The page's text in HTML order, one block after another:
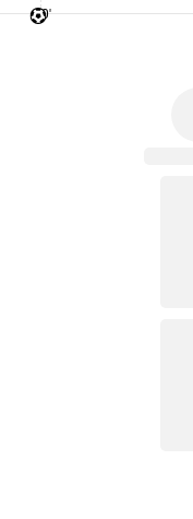
30'